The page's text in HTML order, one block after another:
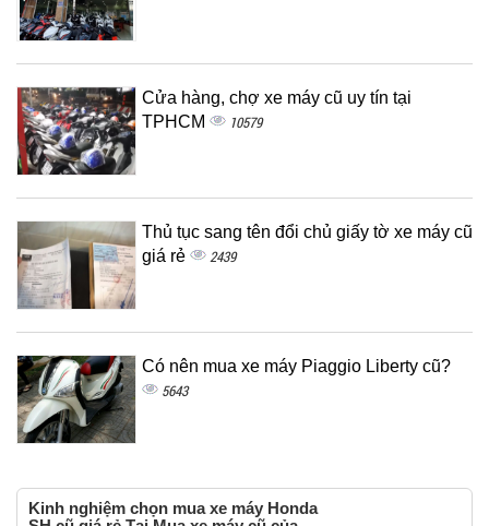
Cửa hàng, chợ xe máy cũ uy tín tại
TPHCM
10579
Thủ tục sang tên đổi chủ giấy tờ xe máy cũ
giá rẻ
2439
Có nên mua xe máy Piaggio Liberty cũ?
5643
Kinh nghiệm chọn mua xe máy Honda